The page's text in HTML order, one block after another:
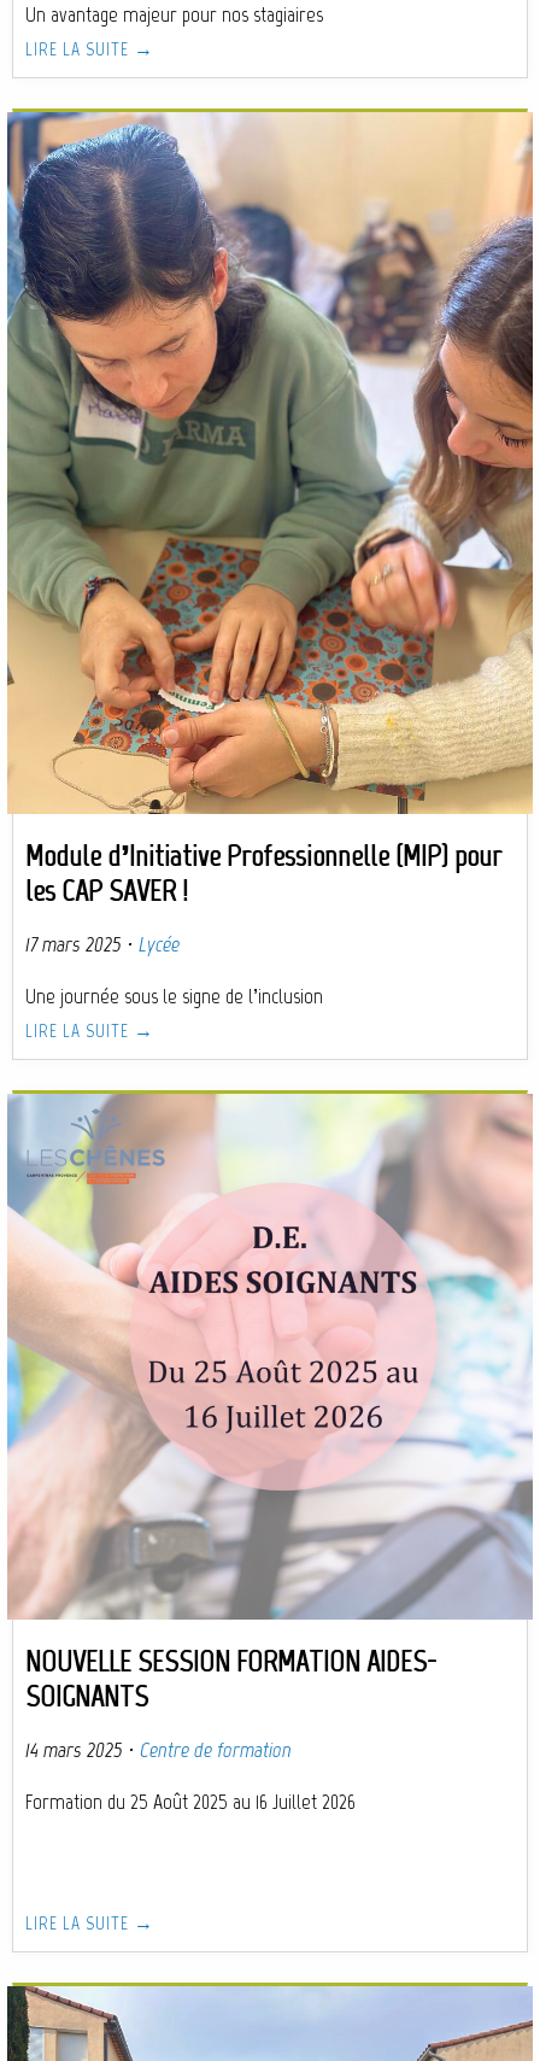
Un avantage majeur pour nos stagiaires
LIRE LA SUITE →
Module d’Initiative Professionnelle (MIP) pour
les CAP SAVER !
17 mars 2025 · Lycée
Une journée sous le signe de l’inclusion
LIRE LA SUITE →
NOUVELLE SESSION FORMATION AIDES-
SOIGNANTS
14 mars 2025 · Centre de formation
Formation du 25 Août 2025 au 16 Juillet 2026
LIRE LA SUITE →